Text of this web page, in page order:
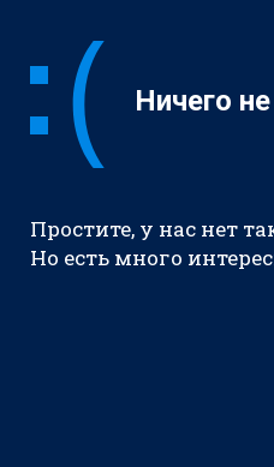
Ничего
Простите, у нас нет
Но есть много